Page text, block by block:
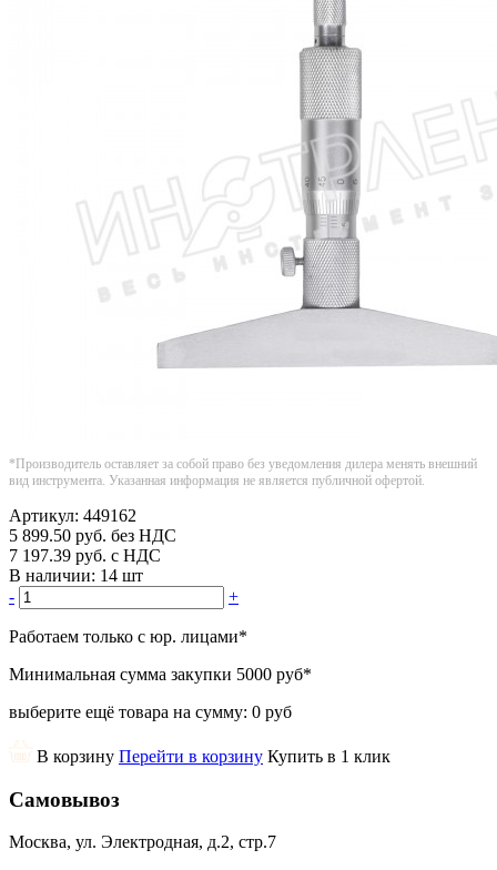
*Производитель оставляет за собой право без уведомления дилера менять внешний
вид инструмента. Указанная информация не является публичной офертой.
Артикул: 449162
5 899.50 руб. без НДС
7 197.39 руб. с НДС
В наличии: 14 шт
-
+
Работаем только с юр. лицами*
Минимальная сумма закупки 5000 руб*
выберите ещё товара на сумму: 0 руб
В корзину Перейти в корзину Купить в 1 клик
Самовывоз
Москва, ул. Электродная, д.2, стр.7